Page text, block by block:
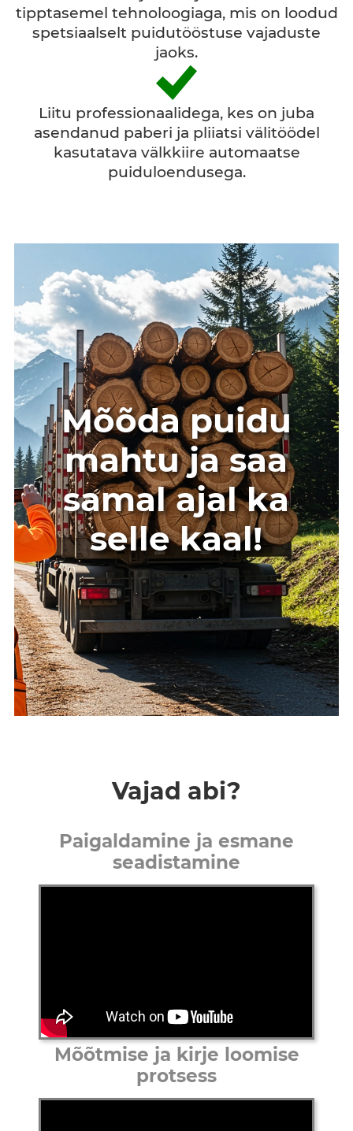
tipptasemel tehnoloogiaga, mis on loodud
spetsiaalselt puidutööstuse vajaduste
jaoks.
Liitu professionaalidega, kes on juba
asendanud paberi ja pliiatsi välitöödel
kasutatava välkkiire automaatse
puiduloendusega.
Mõõda puidu
mahtu ja saa
samal ajal ka
selle kaal!
Vajad abi?
Paigaldamine ja esmane
seadistamine
Mõõtmise ja kirje loomise
protsess